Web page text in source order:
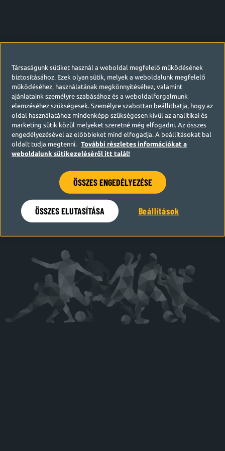
Hamarosan visszatérünk
Társaságunk sütiket használ a weboldal megfelelő működésének
biztosításához. Ezek olyan sütik, melyek a weboldalunk megfelelő
működéséhez, használatának megkönnyítéséhez, valamint
ajánlataink személyre szabásához és a weboldalforgalmunk
elemzéséhez szükségesek. Személyre szabottan beállíthatja, hogy az
oldal használatához mindenképp szükségesen kívül az analitikai és
marketing sütik közül melyeket szeretné még elfogadni. Az összes
engedélyezésével az előbbieket mind elfogadja. A beállításokat bal
oldalt tudja megtenni.
További részletes információkat a
weboldalunk sütikezeléséről itt talál!
ÖSSZES ENGEDÉLYEZÉSE
ÖSSZES ELUTASÍTÁSA Beállítások